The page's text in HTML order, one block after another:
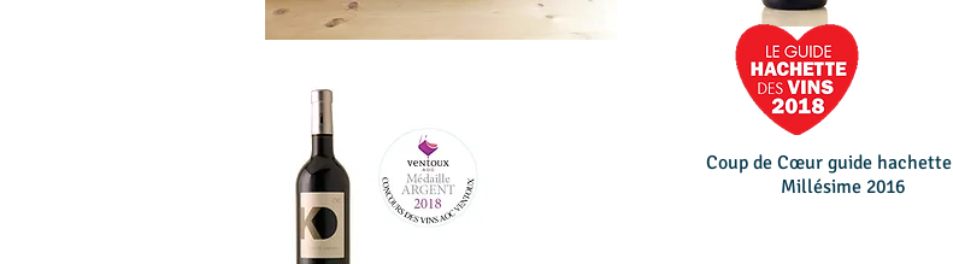
Coup de Cœur guide hachette
Millésime 2016